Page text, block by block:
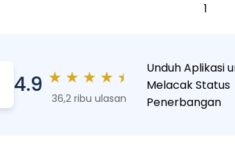
1
4.9 ★ ★ ★ ★ ★
36,2 ribu ulasan
Unduh Aplikasi
Melacak Status
Penerbangan